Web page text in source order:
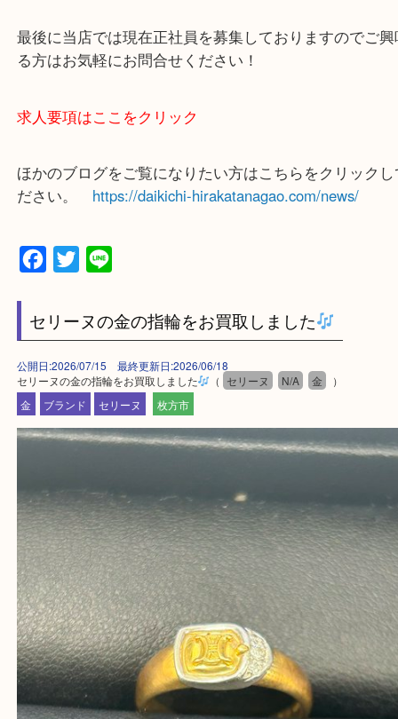
買取大吉 枚方長尾元町店に来てよかったと思って
よう一点一点、丁寧に査定させていただきます！
—お知らせ—
最後に当店では現在正社員を募集しておりますので
る方はお気軽にお問合せください！
ほかのブログをご覧になりたい方はこちらをクリッ
ださい。https://daikichi-hirakatanagao.com/news/
Facebook
Twitter
Line
セリーヌの金の指輪をお買取しました